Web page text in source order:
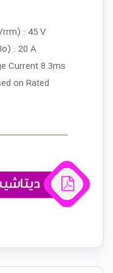
: 45 V
: 20 A
Current 8.3ms
on Rated